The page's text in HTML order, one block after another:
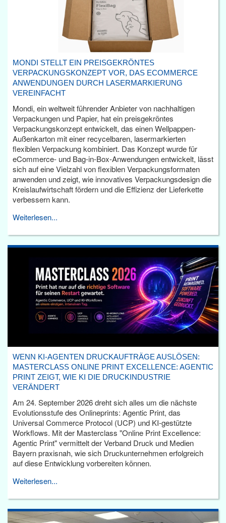
MONDI STELLT EIN PREISGEKRÖNTES
VERPACKUNGSKONZEPT VOR, DAS ECOMMERCE
ANWENDUNGEN DURCH LASERMARKIERUNG
VEREINFACHT
Mondi, ein weltweit führender Anbieter von nachhaltigen
Verpackungen und Papier, hat ein preisgekröntes
Verpackungskonzept entwickelt, das einen Wellpappen-
Außenkarton mit einer recycelbaren, lasermarkierten
flexiblen Verpackung kombiniert. Das Konzept wurde für
eCommerce- und Bag-in-Box-Anwendungen entwickelt, lässt
sich auf eine Vielzahl von flexiblen Verpackungsformaten
anwenden und zeigt, wie innovatives Verpackungsdesign die
Kreislaufwirtschaft fördern und die Effizienz der Lieferkette
verbessern kann.
Weiterlesen...
WENN KI-AGENTEN DRUCKAUFTRÄGE AUSLÖSEN:
MASTERCLASS ONLINE PRINT EXCELLENCE: AGENTIC
PRINT ZEIGT, WIE KI DIE DRUCKINDUSTRIE
VERÄNDERT
Am 24. September 2026 dreht sich alles um die nächste
Evolutionsstufe des Onlineprints: Agentic Print, das
Universal Commerce Protocol (UCP) und KI-gestützte
Workflows. Mit der Masterclass "Online Print Excellence:
Agentic Print" vermittelt der Verband Druck und Medien
Bayern praxisnah, wie sich Druckunternehmen erfolgreich
auf diese Entwicklung vorbereiten können.
Weiterlesen...